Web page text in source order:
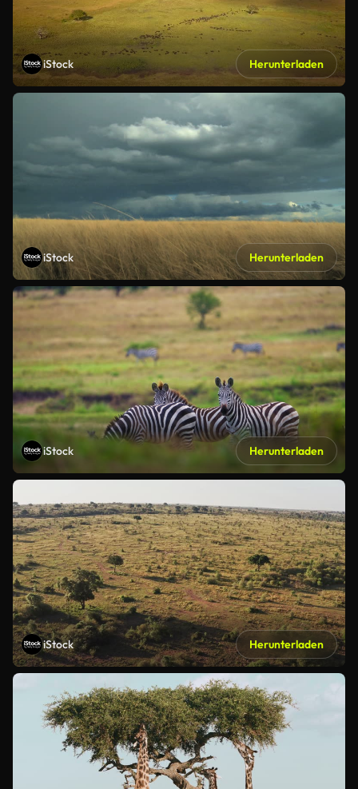
iStock Herunterladen
iStock Herunterladen
iStock Herunterladen
iStock Herunterladen